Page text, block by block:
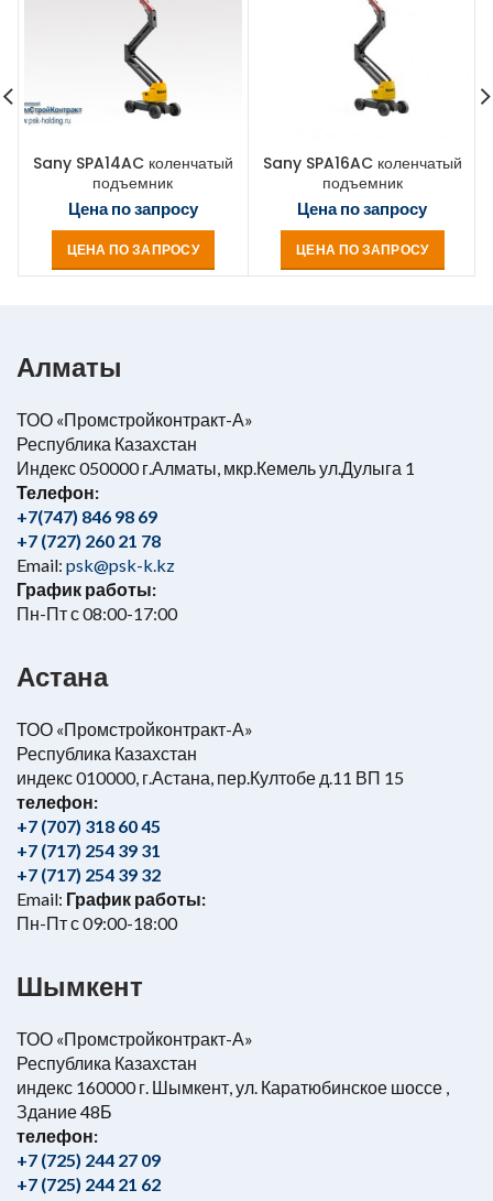
Sany SPA14AC коленчатый
подъемник
Цена по запросу
ЦЕНА ПО ЗАПРОСУ
Sany SPA16AC коленчатый
подъемник
Цена по запросу
ЦЕНА ПО ЗАПРОСУ
Алматы
ТОО «Промстройконтракт-А»
Республика Казахстан
Индекс 050000 г.Алматы, мкр.Кемель ул.Дулыга 1
Телефон:
+7(747) 846 98 69
+7 (727) 260 21 78
Email: psk@psk-k.kz
График работы:
Пн-Пт с 08:00-17:00
Астана
ТОО «Промстройконтракт-А»
Республика Казахстан
индекс 010000, г.Астана, пер.Култобе д.11 ВП 15
телефон:
+7 (707) 318 60 45
+7 (717) 254 39 31
+7 (717) 254 39 32
Email: График работы:
Пн-Пт с 09:00-18:00
Шымкент
ТОО «Промстройконтракт-А»
Республика Казахстан
индекс 160000 г. Шымкент, ул. Каратюбинское шоссе ,
Здание 48Б
телефон:
+7 (725) 244 27 09
+7 (725) 244 21 62